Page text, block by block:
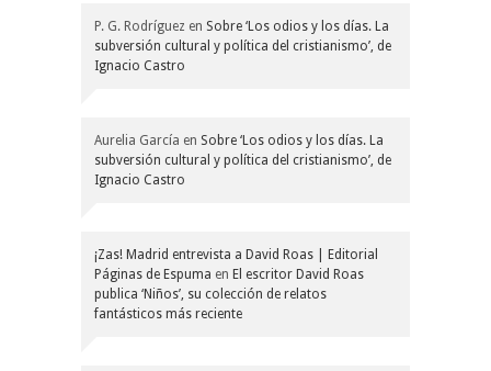
P. G. Rodríguez en Sobre ‘Los odios y los días. La
subversión cultural y política del cristianismo’, de
Ignacio Castro
Aurelia García en Sobre ‘Los odios y los días. La
subversión cultural y política del cristianismo’, de
Ignacio Castro
¡Zas! Madrid entrevista a David Roas | Editorial
Páginas de Espuma en El escritor David Roas
publica ‘Niños’, su colección de relatos
fantásticos más reciente